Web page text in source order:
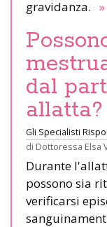
gravidanza. »
dal
allatta?
Gli Specialisti
di Dottoressa Elsa
Durante
possono sia
verificarsi